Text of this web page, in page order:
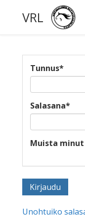
VRL
Tunnus*
Salasana*
Muista minut
Unohtuiko